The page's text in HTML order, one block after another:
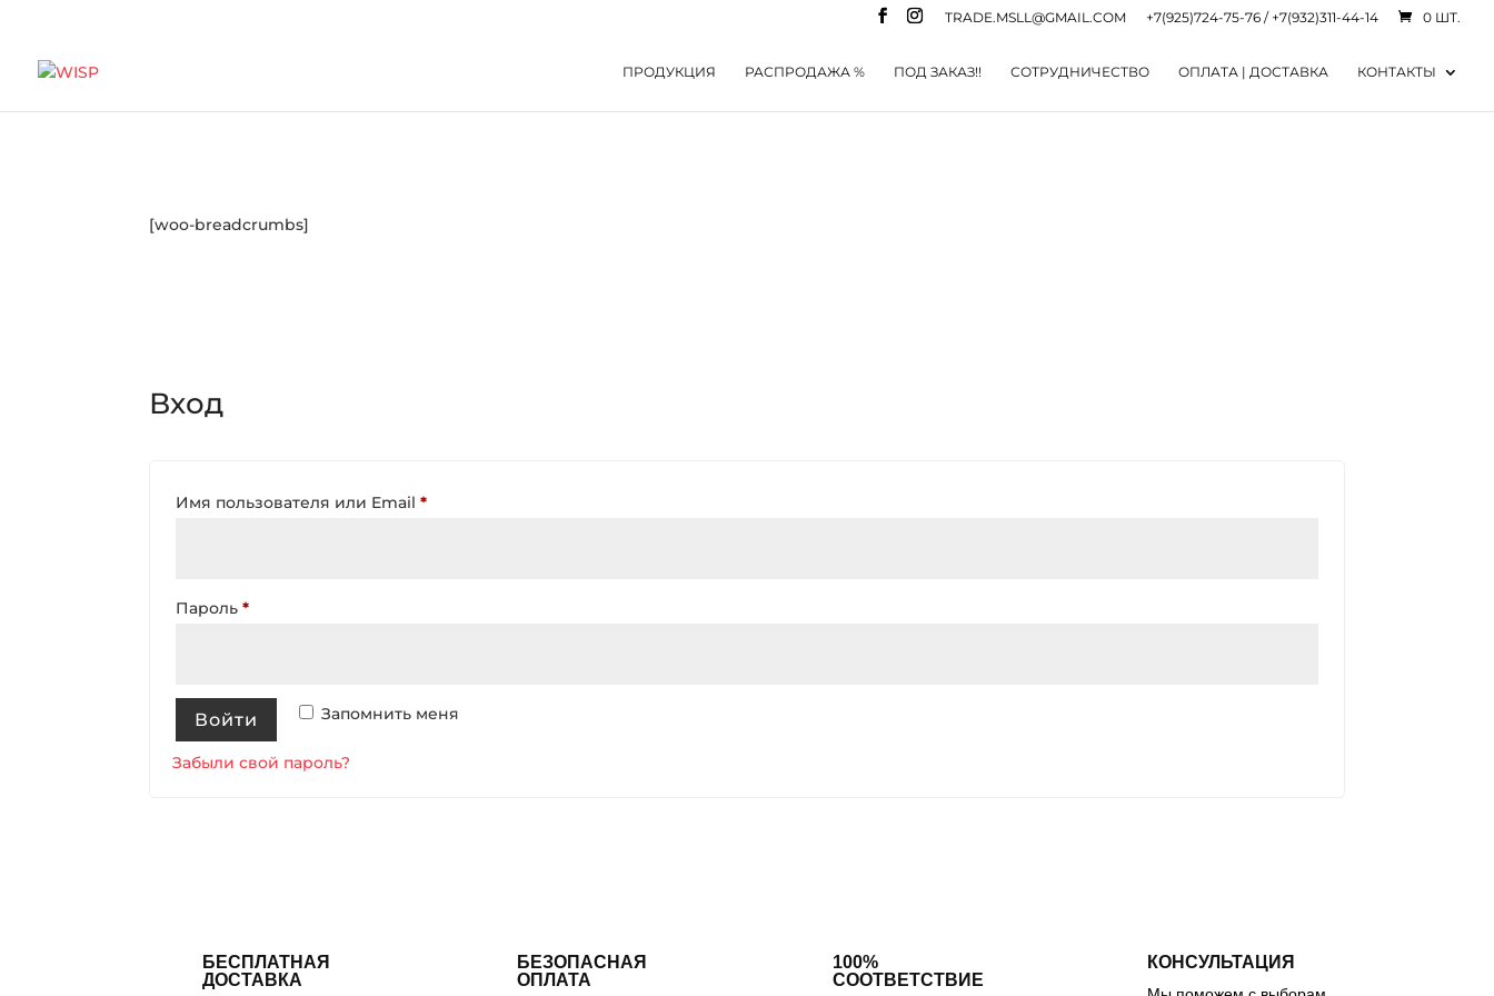
TRADE.MSLL@GMAIL.COM +7(925)724-75-76 / +7(932)311-44-14 0 ШТ.
ПРОДУКЦИЯ РАСПРОДАЖА % ПОД ЗАКАЗ!! СОТРУДНИЧЕСТВО ОПЛАТА | ДОСТАВКА КОНТАКТЫ
[woo-breadcrumbs]
Вход
Имя пользователя или Email*Обязательно
Пароль*Обязательно
Запомнить меня
Войти
Забыли свой пароль?
БЕСПЛАТНАЯ
ДОСТАВКА
БЕЗОПАСНАЯ
ОПЛАТА
100%
СООТВЕТСТВИЕ
КОНСУЛЬТАЦИЯ